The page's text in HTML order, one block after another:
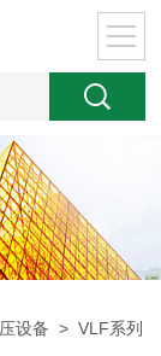
设备 >VLF系列